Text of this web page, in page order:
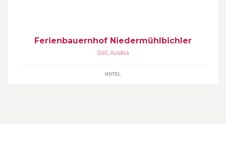
Ferienbauernhof Niedermühlbichler
Söll ,Austria
HOTEL